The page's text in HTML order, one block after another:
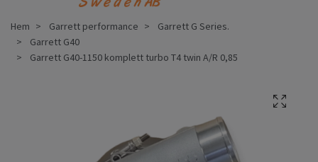
Hem Garrett performance
Garrett G Series.
Garrett G40
Garrett G40-1150 komplett turbo T4 twin A/R 0,85